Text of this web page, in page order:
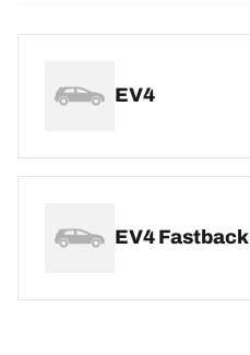
EV4
EV4 Fastback